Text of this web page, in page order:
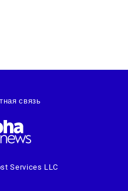
Services LLC
связь